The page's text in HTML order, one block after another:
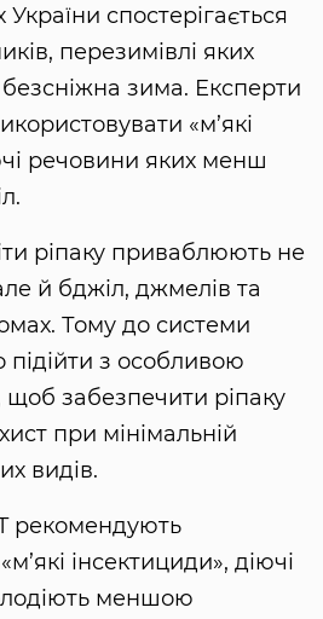
спостерігається
перезимівлі яких
зима. Експерти
«м’які
речовини яких менш
ріпаку приваблюють не
й бджіл, джмелів та
Тому до системи
підійти з особливою
щоб забезпечити ріпаку
при мінімальній
видів.
рекомендують
інсектициди», діючі
меншою